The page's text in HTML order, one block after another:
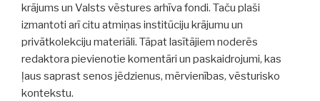
krājums un Valsts vēstures arhīva fondi. Taču plaši
izmantoti arī citu atmiņas institūciju krājumu un
privātkolekciju materiāli. Tāpat lasītājiem noderēs
redaktora pievienotie komentāri un paskaidrojumi, kas
ļaus saprast senos jēdzienus, mērvienības, vēsturisko
kontekstu.